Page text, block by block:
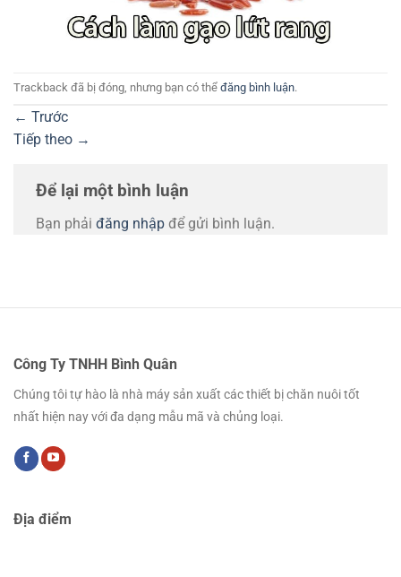
Trackback đã bị đóng, nhưng bạn có thể đăng bình luận.
← Trước
Tiếp theo →
Để lại một bình luận
Bạn phải đăng nhập để gửi bình luận.
Công Ty TNHH Bình Quân
Chúng tôi tự hào là nhà máy sản xuất các thiết bị chăn nuôi tốt
nhất hiện nay với đa dạng mẫu mã và chủng loại.
Địa điểm